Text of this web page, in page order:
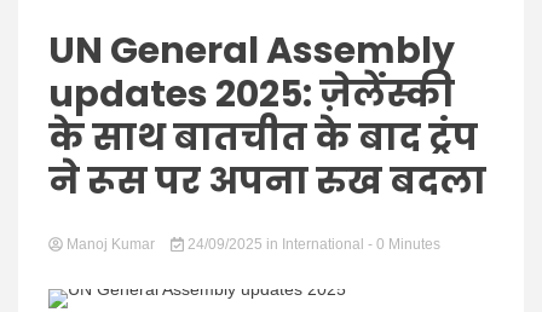
Hindi
News
UN General Assembly
updates 2025: ज़ेलेंस्की
के साथ बातचीत के बाद ट्रंप
ने रूस पर अपना रुख बदला
Manoj Kumar 24/09/2025 in International - 0 Minutes